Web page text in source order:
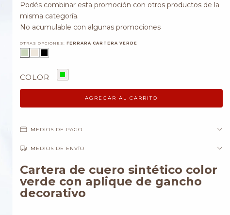
Podés combinar esta promoción con otros productos de la
misma categoría.
No acumulable con algunas promociones
OTRAS OPCIONES: FERRARA CARTERA VERDE
COLOR
MEDIOS DE PAGO
MEDIOS DE ENVÍO
Cartera de cuero sintético color
verde con aplique de gancho
decorativo